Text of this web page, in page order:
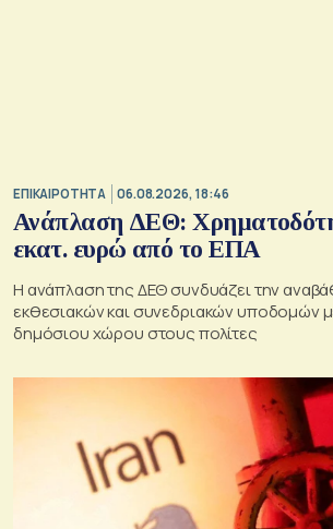
ΕΠΙΚΑΙΡΟΤΗΤΑ 06.08.2026, 18:46
Ανάπλαση ΔΕΘ:
εκατ. ευρώ από το ΕΠΑ
Η ανάπλαση της ΔΕΘ συνδυάζει την
εκθεσιακών και συνεδριακών υποδομών
δημόσιου χώρου στους πολίτες